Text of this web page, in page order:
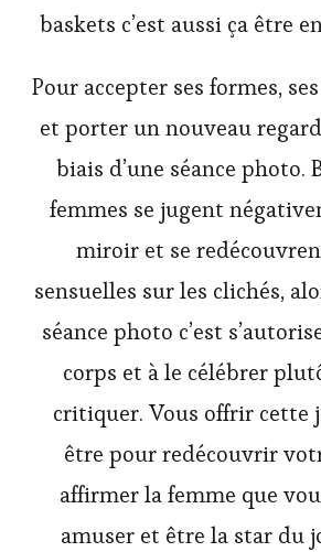
baskets c’est aussi ça être
Pour accepter ses formes,
et porter un nouveau
biais d’une séance photo.
femmes se jugent
miroir et se
sensuelles sur les clichés,
séance photo c’est
corps et à le célébrer
critiquer. Vous offrir cette
être pour redécouvrir
affirmer la femme que
amuser et être la star du